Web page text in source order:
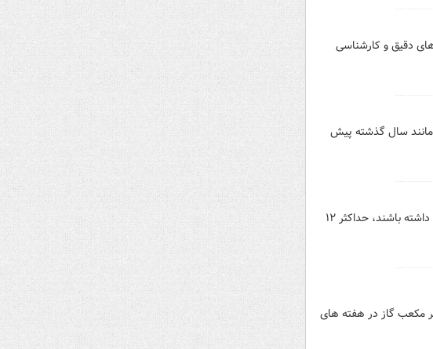
سال ۱۴۰۲ با لحاظ نظرات و معیارهای دقیق و کارشناسی
همان رویه درست مانند سال گذشته پیش
مبنای پرداخت عیدی کارگران در صورتی که یک سال کامل در محل کار خود سابقه پرداخت حق بیمه داشته باشند، حداکثر ۱۲
اولین سکوی فاز ۱۱ پارس جنوبی با تولید روزانه ۱۲ میلیون متر مکعب گاز در هفته های